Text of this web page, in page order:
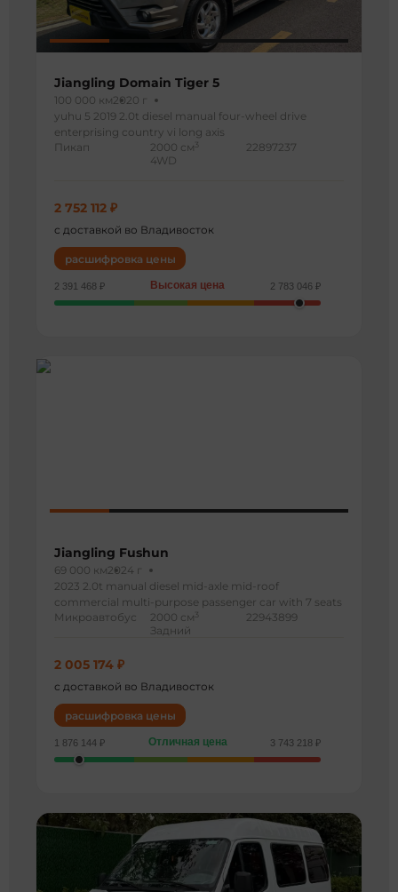
Jiangling Domain Tiger 5
100 000 км2020 г
yuhu 5 2019 2.0t diesel manual four-wheel drive
enterprising country vi long axis
Пикап
2000 см 3
4WD
22897237
2 752 112 ₽
с доставкой во Владивосток
расшифровка цены
2 391 468 ₽ Высокая цена 2 783 046 ₽
Jiangling Fushun
69 000 км2024 г
2023 2.0t manual diesel mid-axle mid-roof
commercial multi-purpose passenger car with 7 seats
Микроавтобус
2000 см 3
Задний
22943899
2 005 174 ₽
с доставкой во Владивосток
расшифровка цены
1 876 144 ₽ Отличная цена 3 743 218 ₽